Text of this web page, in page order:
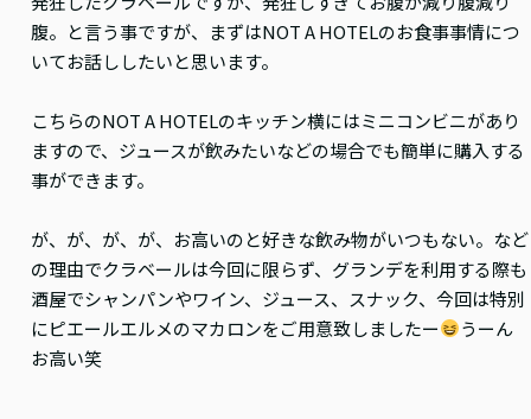
腹。と言う事ですが、まずはNOT A HOTELのお食事事情につ
いてお話ししたいと思います。
こちらのNOT A HOTELのキッチン横にはミニコンビニがあり
ますので、ジュースが飲みたいなどの場合でも簡単に購入する
事ができます。
が、が、が、が、お高いのと好きな飲み物がいつもない。など
の理由でクラベールは今回に限らず、グランデを利用する際も
酒屋でシャンパンやワイン、ジュース、スナック、今回は特別
にピエールエルメのマカロンをご用意致しましたー
うーん
お高い笑